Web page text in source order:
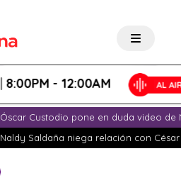
- 12:00AM
Óscar Custodio pone en duda video de
Naldy Saldaña niega relación con